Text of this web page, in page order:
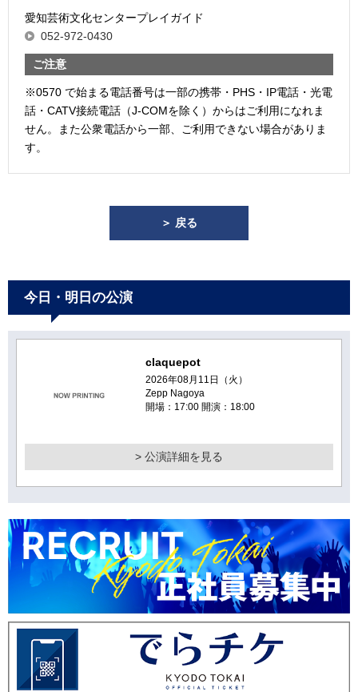
愛知芸術文化センタープレイガイド
052-972-0430
ご注意
※0570 で始まる電話番号は一部の携帯・PHS・IP電話・光電
話・CATV接続電話（J-COMを除く）からはご利用になれま
せん。また公衆電話から一部、ご利用できない場合がありま
す。
＞ 戻る
今日・明日の公演
claquepot
2026年08月11日（火）
Zepp Nagoya
開場：17:00 開演：18:00
> 公演詳細を見る